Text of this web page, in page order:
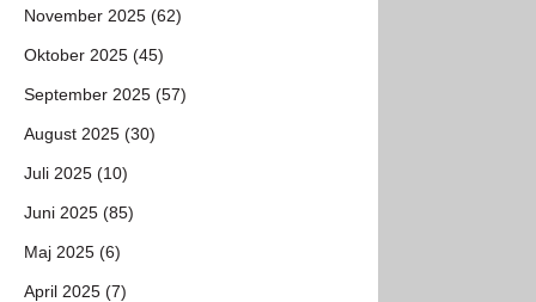
November 2025 (62)
Oktober 2025 (45)
September 2025 (57)
August 2025 (30)
Juli 2025 (10)
Juni 2025 (85)
Maj 2025 (6)
April 2025 (7)